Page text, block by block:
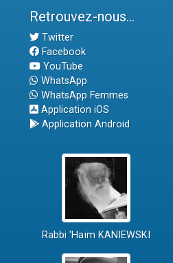
Retrouvez-nous...
Twitter
Facebook
YouTube
WhatsApp
WhatsApp Femmes
Application iOS
Application Android
Rabbi 'Haïm KANIEWSKI